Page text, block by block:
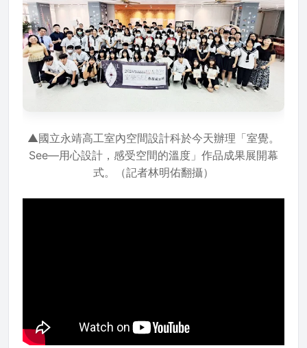
▲國立永靖高工室內空間設計科於今天辦理「室覺。
See—用心設計，感受空間的溫度」作品成果展開幕
式。（記者林明佑翻攝）